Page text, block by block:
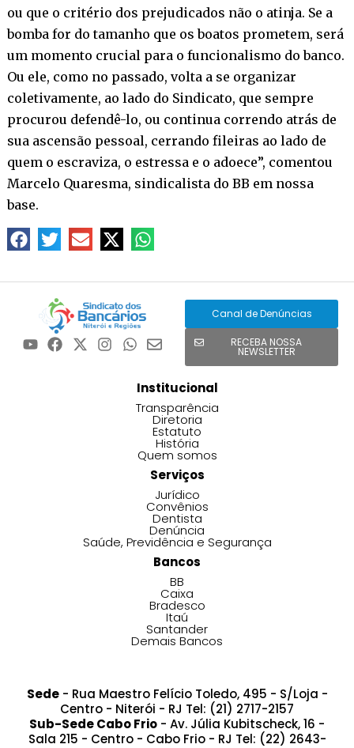
ou que o critério dos prejudicados não o atinja. Se a
bomba for do tamanho que os boatos prometem, será
um momento crucial para o funcionalismo do banco.
Ou ele, como no passado, volta a se organizar
coletivamente, ao lado do Sindicato, que sempre
procurou defendê-lo, ou continua correndo atrás de
sua ascensão pessoal, cerrando fileiras ao lado de
quem o escraviza, o estressa e o adoece”, comentou
Marcelo Quaresma, sindicalista do BB em nossa
base.
Canal de Denúncias
RECEBA NOSSA
NEWSLETTER
Institucional
Transparência
Diretoria
Estatuto
História
Quem somos
Serviços
Jurídico
Convênios
Dentista
Denúncia
Saúde, Previdência e Segurança
Bancos
BB
Caixa
Bradesco
Itaú
Santander
Demais Bancos
Sede- Rua Maestro Felício Toledo, 495 - S/Loja -
Centro - Niterói - RJ Tel: (21) 2717-2157
Sub-Sede Cabo Frio - Av. Júlia Kubitscheck, 16 -
Sala 215 - Centro - Cabo Frio - RJ Tel: (22) 2643-